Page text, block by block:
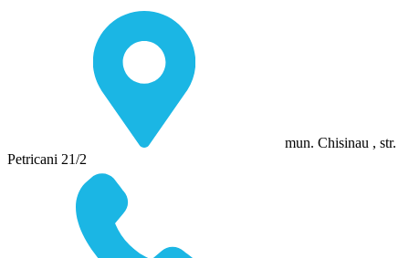
mun. Chisinau , str.
Petricani 21/2